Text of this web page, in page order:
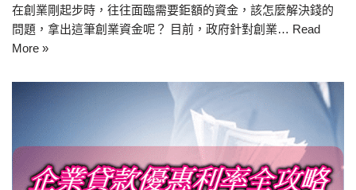
在創業剛起步時，往往面臨需要鉅額的資金，該怎麼解決錢的
問題，拿出這筆創業資金呢？ 目前，政府針對創業… Read
More »